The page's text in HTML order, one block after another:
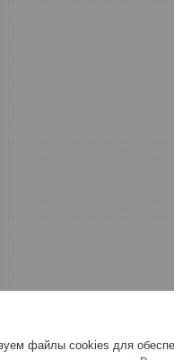
файлы cookies для